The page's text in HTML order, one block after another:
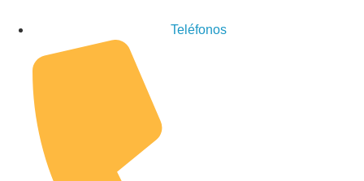
Teléfonos